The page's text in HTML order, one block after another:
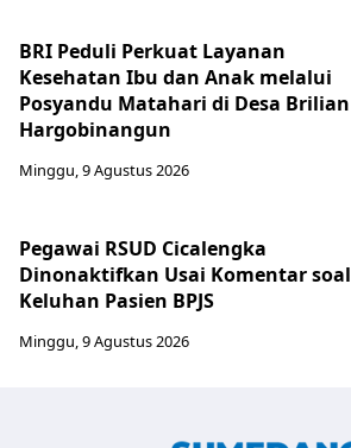
BRI Peduli Perkuat Layanan
Kesehatan Ibu dan Anak melalui
Posyandu Matahari di Desa Brilian
Hargobinangun
Minggu, 9 Agustus 2026
Pegawai RSUD Cicalengka
Dinonaktifkan Usai Komentar soal
Keluhan Pasien BPJS
Minggu, 9 Agustus 2026